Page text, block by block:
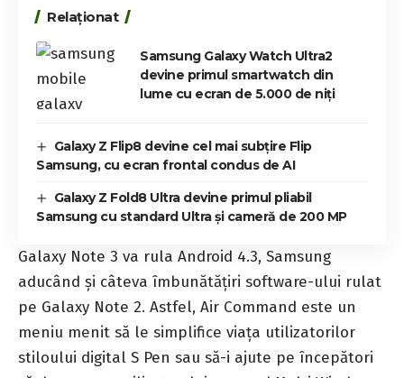
Relaționat
Samsung Galaxy Watch Ultra2
devine primul smartwatch din
lume cu ecran de 5.000 de niți
Galaxy Z Flip8 devine cel mai subțire Flip
Samsung, cu ecran frontal condus de AI
Galaxy Z Fold8 Ultra devine primul pliabil
Samsung cu standard Ultra și cameră de 200 MP
Galaxy Note 3 va rula Android 4.3, Samsung
aducând şi câteva îmbunătăţiri software-ului rulat
pe Galaxy Note 2. Astfel, Air Command este un
meniu menit să le simplifice viaţa utilizatorilor
stiloului digital S Pen sau să-i ajute pe începători